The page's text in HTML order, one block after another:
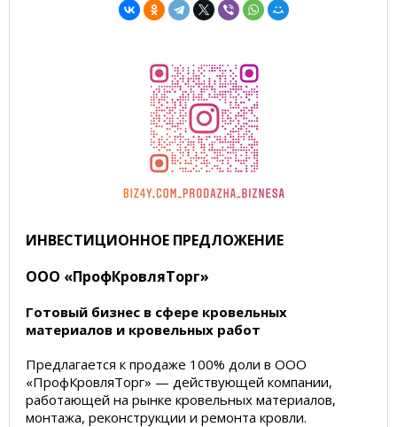
ИНВЕСТИЦИОННОЕ ПРЕДЛОЖЕНИЕ
ООО «ПрофКровляТорг»
Готовый бизнес в сфере кровельных
материалов и кровельных работ
Предлагается к продаже 100% доли в ООО
«ПрофКровляТорг» — действующей компании,
работающей на рынке кровельных материалов,
монтажа, реконструкции и ремонта кровли.